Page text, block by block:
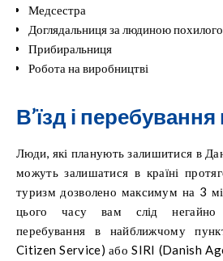
Медсестра
Доглядальниця за людиною похилого
Прибиральниця
Робота на виробництві
В’їзд і перебування
Люди, які планують залишитися в
можуть залишатися в країні
туризм дозволено максимум на 3
цього часу вам слід негайно
перебування в найближчому
Citizen Service) або SIRI (Danish